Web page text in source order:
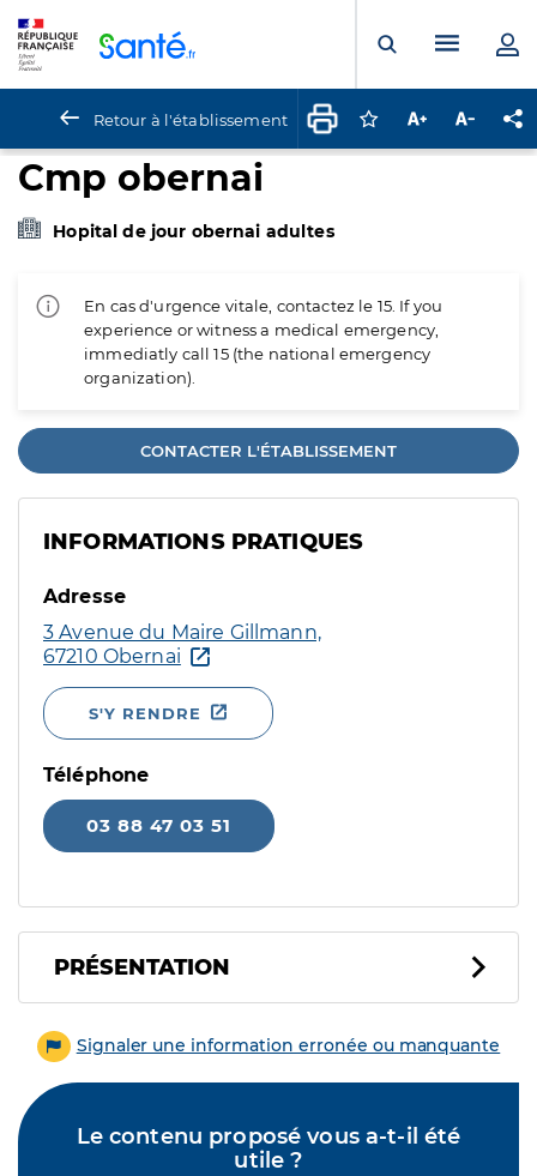
Ouvrir laMenu
Retour à l'établissement Connectez-vous
Augmenter la
Cmp obernai
Hopital de jour obernai adultes
En cas d'urgence vitale, contactez le 15. If you
experience or witness a medical emergency,
immediatly call 15 (the national emergency
organization).
CONTACTER L'ÉTABLISSEMENT
INFORMATIONS PRATIQUES
Adresse
3 Avenue du Maire Gillmann,
67210 Obernai
S'Y RENDRE
Téléphone
03 88 47 03 51
PRÉSENTATION
Signaler une information erronée ou manquante
Le contenu proposé vous a-t-il été
utile ?